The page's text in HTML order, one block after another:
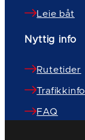
Leie båt
Nyttig info
Rutetider
Trafikkinfo
FAQ